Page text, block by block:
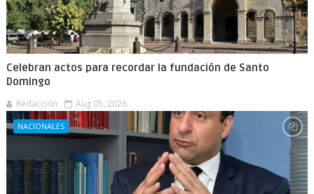
Celebran actos para recordar la fundación de Santo
Domingo
Redacción Aug 05, 2026
NACIONALES